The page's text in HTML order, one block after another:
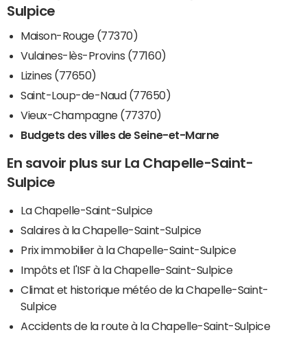
Sulpice
Maison-Rouge (77370)
Vulaines-lès-Provins (77160)
Lizines (77650)
Saint-Loup-de-Naud (77650)
Vieux-Champagne (77370)
Budgets des villes de Seine-et-Marne
En savoir plus sur La Chapelle-Saint-
Sulpice
La Chapelle-Saint-Sulpice
Salaires à la Chapelle-Saint-Sulpice
Prix immobilier à la Chapelle-Saint-Sulpice
Impôts et l'ISF à la Chapelle-Saint-Sulpice
Climat et historique météo de la Chapelle-Saint-
Sulpice
Accidents de la route à la Chapelle-Saint-Sulpice